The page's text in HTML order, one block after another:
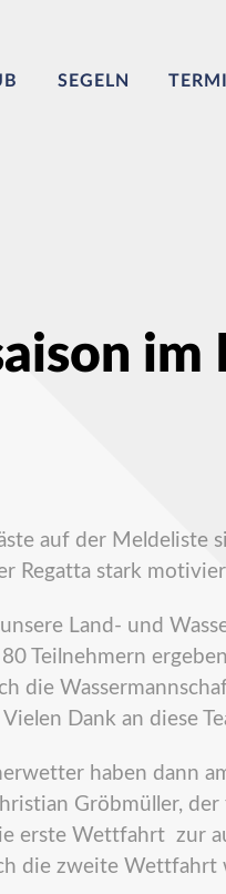
SEGELN
auf der Meldeliste
Regatta stark
Land- und
Teilnehmern
die
Dank an diese
haben dann
Gröbmüller,
erste Wettfahrt zur
die zweite Wettfahrt